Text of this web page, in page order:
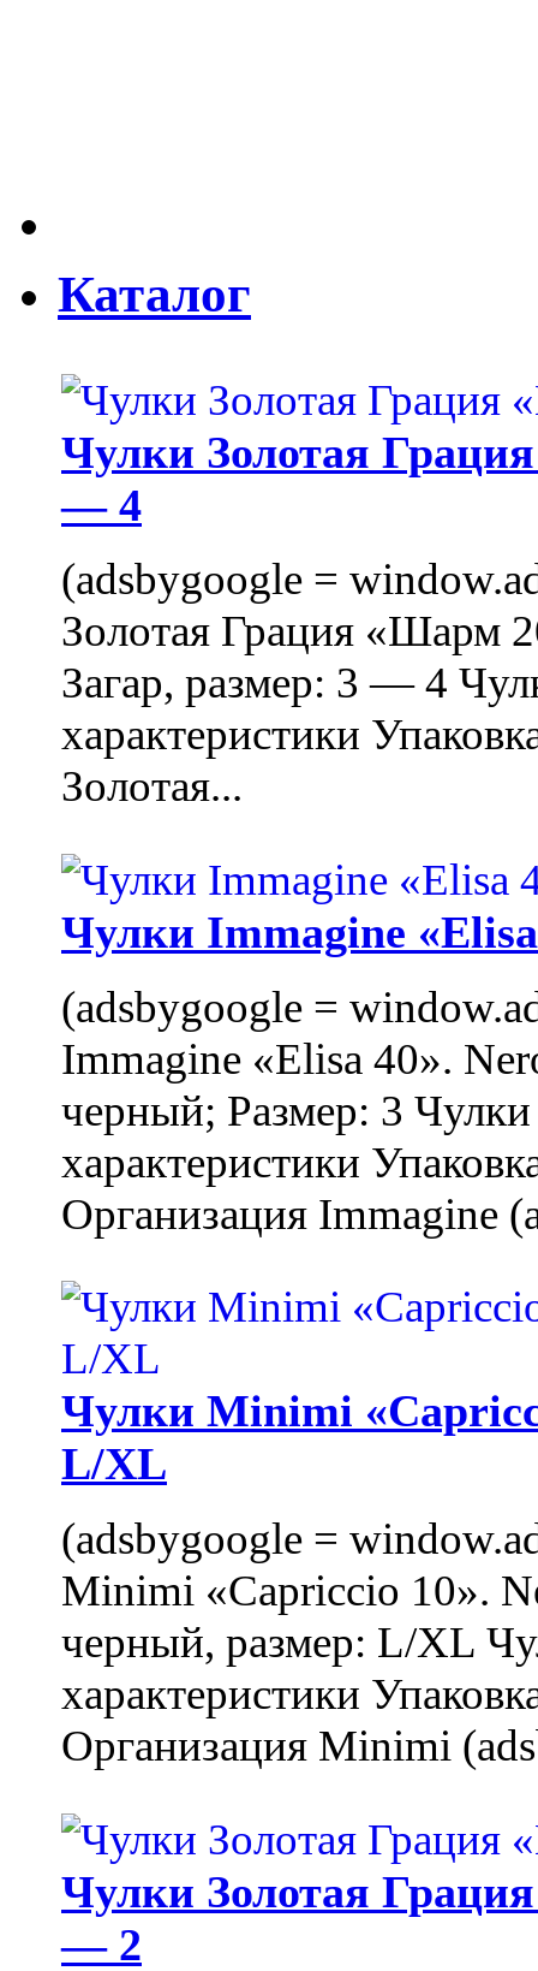
Каталог
Чулки Золотая
— 4
(adsbygoogle =
Золотая Грация «Шарм
Загар, размер: 3 — 4
характеристики
Золотая...
Чулки Immagine
(adsbygoogle =
Immagine «Elisa 40».
черный; Размер: 3
характеристики
Организация Immagine
Чулки Minimi
L/XL
(adsbygoogle =
Minimi «Capriccio 10».
черный, размер: L/XL
характеристики
Организация Minimi
Чулки Золотая
— 2